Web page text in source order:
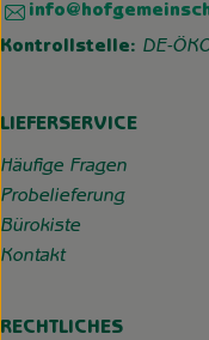
Kontrollstelle: DE-
LIEFERSERVICE
Häufige Fragen
Probelieferung
Bürokiste
Kontakt
RECHTLICHES